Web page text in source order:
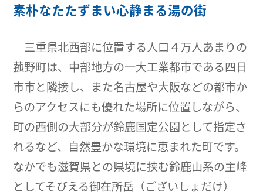
素朴なたたずまい心静まる湯の街
三重県北西部に位置する人口４万人あまりの
菰野町は、中部地方の一大工業都市である四日
市市と隣接し、また名古屋や大阪などの都市か
らのアクセスにも優れた場所に位置しながら、
町の西側の大部分が鈴鹿国定公園として指定さ
れるなど、自然豊かな環境に恵まれた町です。
なかでも滋賀県との県境に挟む鈴鹿山系の主峰
としてそびえる御在所岳（ございしょだけ）